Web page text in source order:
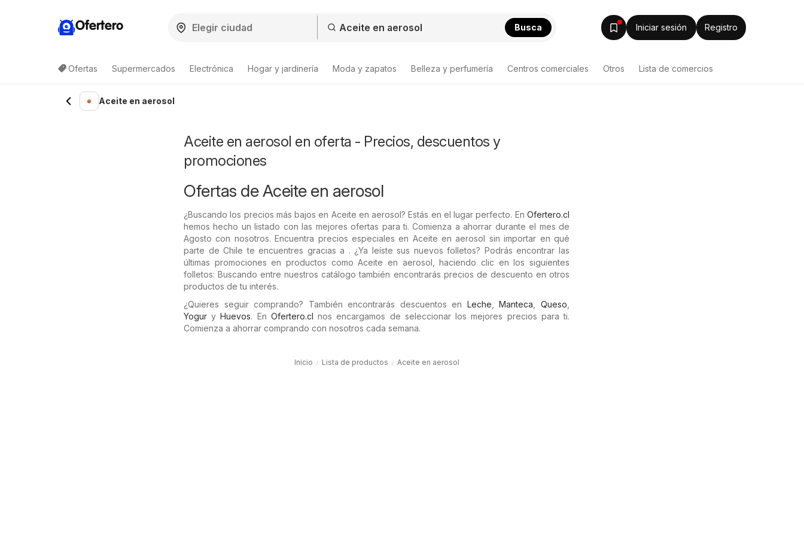
Ofertero Busca Iniciar sesión Registro
Ofertas Supermercados Electrónica Hogar y jardinería Moda y zapatos Belleza y perfumería Centros comerciales Otros Lista de comercios
Lista de productosAceite en aerosol
Aceite en aerosol en oferta - Precios, descuentos y
promociones
Ofertas de Aceite en aerosol
¿Buscando los precios más bajos en Aceite en aerosol? Estás en el lugar perfecto. En Ofertero.cl
hemos hecho un listado con las mejores ofertas para ti. Comienza a ahorrar durante el mes de
Agosto con nosotros. Encuentra precios especiales en Aceite en aerosol sin importar en qué
parte de Chile te encuentres gracias a . ¿Ya leíste sus nuevos folletos? Podrás encontrar las
últimas promociones en productos como Aceite en aerosol, haciendo clic en los siguientes
folletos: Buscando entre nuestros catálogo también encontrarás precios de descuento en otros
productos de tu interés.
¿Quieres seguir comprando? También encontrarás descuentos en Leche ,Manteca ,Queso
Yogur yHuevos. En Ofertero.cl nos encargamos de seleccionar los mejores precios para ti.
Comienza a ahorrar comprando con nosotros cada semana.
Inicio Lista de productos Aceite en aerosol